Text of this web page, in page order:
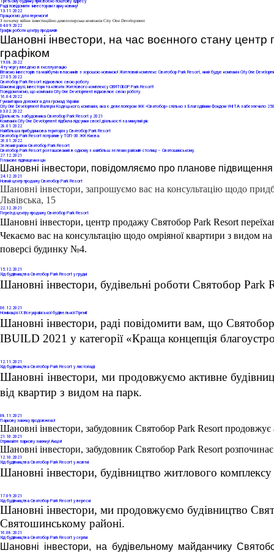
Третьому будинку присвоєно поштову адресу
Раді повідомити інвесторам гарну новину!
13.11.2022
Працюємо для перемоги!
З початку війни інвестиційно-девелоперська компанія City One Development
04.09.2022
Графік роботи центру продажів
Шановні інвестори, на час воєнного стану
графіком
19.08.2022
4-ту чергу введено в експлуатацію
Вітаємо інвесторів та майбутніх власників з хорошою новиною! Житловий комплекс Святобор Park Resort, який будує компанія City One
27.05.2022
Святобор Park Resort відновлює свою роботу
Шановні друзі, інвестори та клієнти Житлового комплексу СВЯТОБОР Park Resort!
Повідомляємо, що компанія City One Development відновлює свою роботу.
16.04.2022
Гуманітарна допомога для громад України
City One Development Валерія Кодецького, компанія, яка є девелопером ЖК «Святобор» спільно з Благодійним Фондом УНІТА забезпечило 250
03.02.2022
Діяльність забудовника Cвятобор Park Resort у 2021
Компанія City One Development підбила підсумки своєї діяльності за минулий рік
28.01.2022
Найбільша прибудинкова територія у Святобор Park Resort
Святобор Park Resort потрапив у ТОП-30 ЖК Києва.
26.01.2022
Зелений район Святобор Park Resort
Святобор Park Resort розташований в одному з найбільш зелених районів столиці – Святошинському.
27.12.2021
Планове підвищення цін
Шановні інвестори, повідомляємо про планове
24.12.2021
Новий центр продажу Святобор Park Resort
Шановні інвестори, запрошуємо вас на консультацію щодо
Львівська, 15
22.12.2021
Переїзд центру продажу Святобор Park Resort
Шановні інвестори, центр продажу Святобор Park Resort
Чекаємо вас на консультацію щодо омріяної квартири з видом
поверсі будинку №4.
15.12.2021
Хід будівництва Святобор Park Resort у грудні
Шановні інвестори, будівельні роботи Святобор Park
06.12.2021
Номінація IX Всеукраїнської будівельної Премії
Шановні інвестори, раді повідомити вам, що
IBUILD 2021 у категорії «Краща концепція
12.11.2021
Хід будівництва Святобор Park Resort у листопаді
Шановні інвестори, ми продовжуємо активне
від квартир з видом на парк.
08.11.2021
Паркову знижку продовжено!
Шановні інвестори, забудовник Святобор Park Resort
21 .10.2021
Отримайте паркову знижку! Акція!
Шановні інвестори, забудовник Святобор Park Resort
12.10.2021
Хід будівництва Святобор Park Resort у жовтні
Шановні інвестори, будівництво житлового
17.09.2021
Хід будівництва Святобор Park Resort у вересні
Шановні інвестори, ми продовжуємо будівництво
Святошинському районі.
16.08.2021
Хід будівництва Святобор Park Resort у серпні
Шановні інвестори, на будівельному майданчику